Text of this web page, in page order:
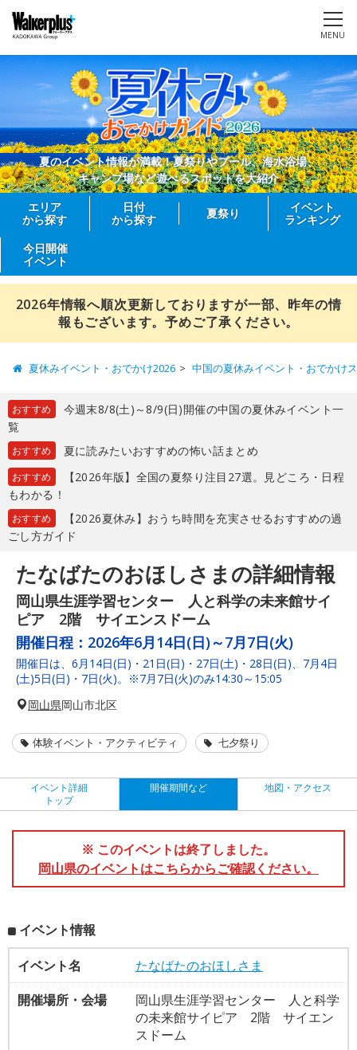
MENU
夏のイベント情報が満載！夏祭りやプール、海水浴場、
キャンプ場など遊べるスポットを大紹介
エリア
から探す
日付
から探す
夏祭り
イベント
ランキング
今日開催
イベント
2026年情報へ順次更新しておりますが一部、昨年の情
報もございます。予めご了承ください。
夏休みイベント・おでかけ2026 中国の夏休みイベント・おでかけ
おすすめ
今週末8/8(土)～8/9(日)開催の中国の夏休みイベント一
覧
おすすめ 夏に読みたいおすすめの怖い話まとめ
おすすめ
【2026年版】全国の夏祭り注目27選。見どころ・日程
もわかる！
おすすめ
【2026夏休み】おうち時間を充実させるおすすめの過
ごし方ガイド
たなばたのおほしさまの詳細情報
岡山県生涯学習センター 人と科学の未来館サイ
ピア 2階 サイエンスドーム
開催日程： 2026年6月14日(日)～7月7日(火)
開催日は、6月14日(日)・21日(日)・27日(土)・28日(日)、7月4日
(土)5日(日)・7日(火)。※7月7日(火)のみ14:30～15:05
岡山県岡山市北区
体験イベント・アクティビティ 七夕祭り
イベント詳細
トップ
開催期間など 地図・アクセス
※ このイベントは終了しました。
岡山県のイベントはこちらからご確認ください。
イベント情報
イベント名
たなばたのおほしさま
開催場所・会場
岡山県生涯学習センター 人と科学
の未来館サイピア 2階 サイエン
スドーム